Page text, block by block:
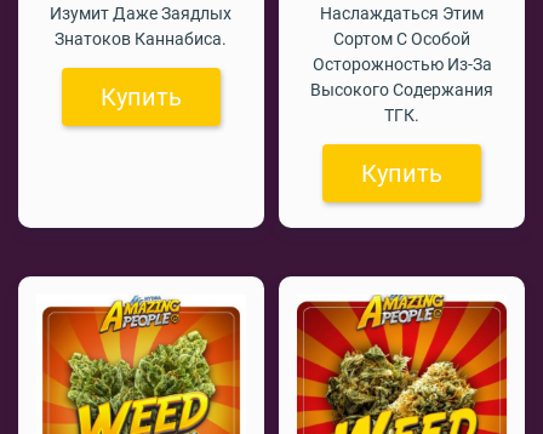
Изумит Даже Заядлых
Знатоков Каннабиса.
Купить
Наслаждаться Этим
Сортом С Особой
Осторожностью Из-За
Высокого Содержания
ТГК.
Купить